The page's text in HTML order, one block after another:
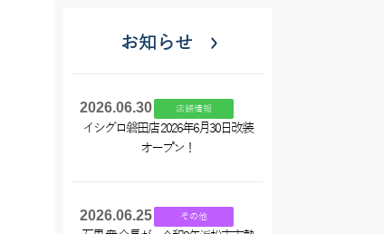
お知らせ
2026.06.30 店舗情報
イシグロ磐田店 2026年6月30日改装
オープン！
2026.06.25 その他